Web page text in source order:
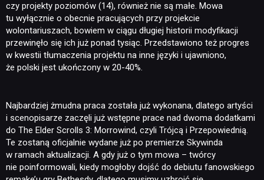
czy projekty poziomów (14), również nie są małe. Mowa
tu wyłącznie o obecnie pracujących przy projekcie
wolontariuszach, bowiem w ciągu długiej historii modyfikacji
przewinęło się ich już ponad tysiąc. Przedstawiono też progres
w kwestii tłumaczenia projektu na inne języki i ujawniono,
że polski jest ukończony w 20-40%.
Najbardziej żmudna praca została już wykonana, dlatego artyści
i scenopisarze zaczęli już wstępne prace nad dwoma dodatkami
do The Elder Scrolls 3: Morrowind, czyli Trójcą i Przepowiednią.
Te zostaną oficjalnie wydane już po premierze Skywinda
w ramach aktualizacji. A gdy już o tym mowa – twórcy
nie poinformowali, kiedy mogłoby dojść do debiutu fanowskiego